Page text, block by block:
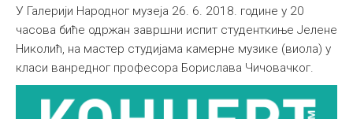
У Галерији Народног музеја 26. 6. 2018. године у 20
часова биће одржан завршни испит студенткиње Јелене
Николић, на мастер студијама камерне музике (виола) у
класи ванредног професора Борислава Чичовачког.